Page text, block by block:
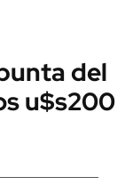
del
u$s200